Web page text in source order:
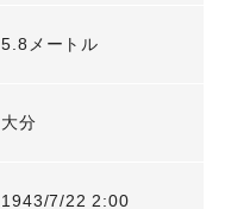
5.8メートル
大分
1943/7/22 2:00